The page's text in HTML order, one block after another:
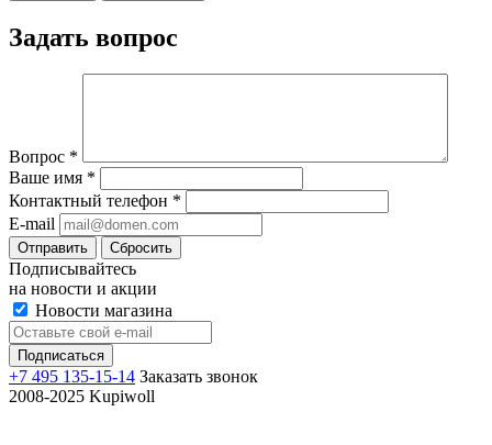
Задать вопрос
Вопрос *
Ваше имя *
Контактный телефон *
E-mail
Отправить Сбросить
Подписывайтесь
на новости и акции
Новости магазина
+7 495 135-15-14 Заказать звонок
2008-2025 Kupiwoll